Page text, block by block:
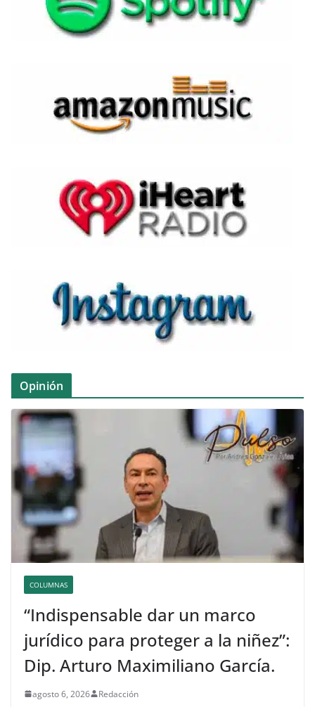
Opinión
COLUMNAS
“Indispensable dar un marco
jurídico para proteger a la niñez”:
Dip. Arturo Maximiliano García.
agosto 6, 2026 Redacción